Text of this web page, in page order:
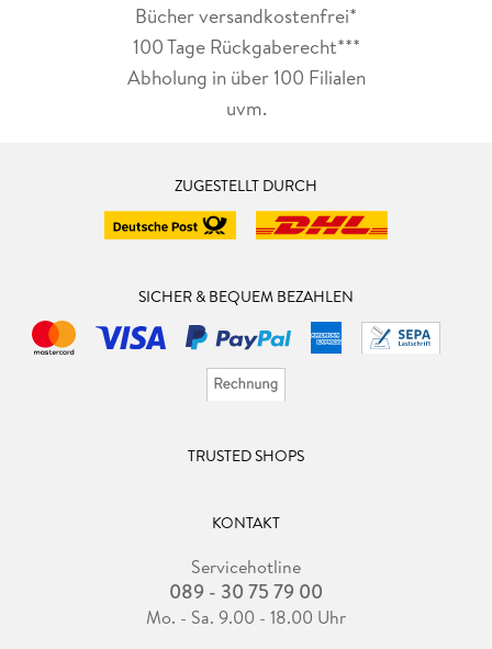
Bücher versandkostenfrei*
100 Tage Rückgaberecht***
Abholung in über 100 Filialen
uvm.
ZUGESTELLT DURCH
SICHER & BEQUEM BEZAHLEN
TRUSTED SHOPS
KONTAKT
Servicehotline
089 - 30 75 79 00
Mo. - Sa. 9.00 - 18.00 Uhr